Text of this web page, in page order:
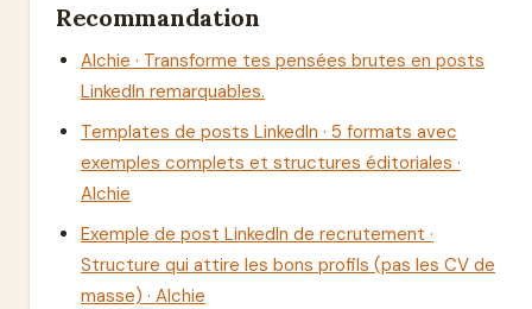
Recommandation
Alchie · Transforme tes pensées brutes en posts
LinkedIn remarquables.
Templates de posts LinkedIn · 5 formats avec
exemples complets et structures éditoriales ·
Alchie
Exemple de post LinkedIn de recrutement ·
Structure qui attire les bons profils (pas les CV de
masse) · Alchie